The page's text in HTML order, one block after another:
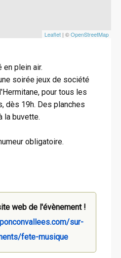
Leaflet | ©OpenStreetMap
plein air.
soirée jeux de société
pour tous les
dès 19h. Des planches
la buvette.
obligatoire.
web de l'évènement !
sur-
fete-musique